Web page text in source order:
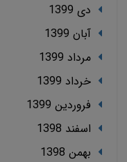
دی 1399
آبان 1399
مرداد 1399
خرداد 1399
فروردین 1399
اسفند 1398
بهمن 1398